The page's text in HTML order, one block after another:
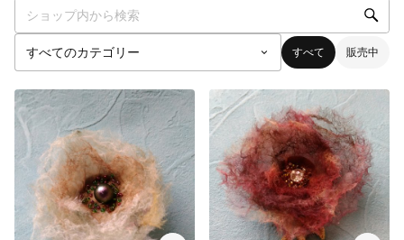
すべて 販売中